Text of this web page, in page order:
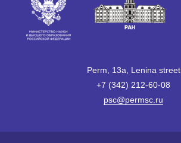
Perm, 13a, Lenina street
+7 (342) 212-60-08
psc@permsc.ru